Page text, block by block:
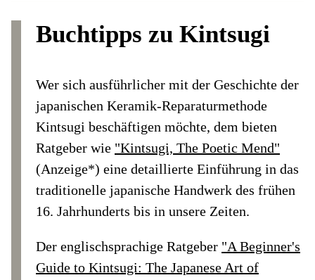
Buchtipps zu Kintsugi
Wer sich ausführlicher mit der Geschichte der
japanischen Keramik-Reparaturmethode
Kintsugi beschäftigen möchte, dem bieten
Ratgeber wie "Kintsugi, The Poetic Mend"
(Anzeige*) eine detaillierte Einführung in das
traditionelle japanische Handwerk des frühen
16. Jahrhunderts bis in unsere Zeiten.
Der englischsprachige Ratgeber "A Beginner's
Guide to Kintsugi: The Japanese Art of